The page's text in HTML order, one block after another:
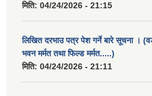
मिति: 04/24/2026 - 21:15
लिखित दरभाउ पत्र पेश गर्ने बारे सूचना ।
भवन मर्मत तथा फिल्ड मर्मत.....)
मिति: 04/24/2026 - 21:11